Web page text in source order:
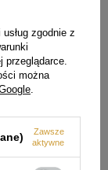
zawsze
określonych
Produkt
Należy
go poza
chyba że
inaczej.
produktów
upewnij się, że
podłączone
źródła
zgodnie z
przeglądarce.
można
.
Zawsze
aktywne